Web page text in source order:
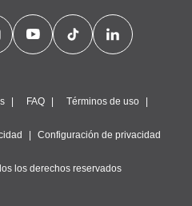
FAQ Términos de uso
Configuración de privacidad
los derechos reservados